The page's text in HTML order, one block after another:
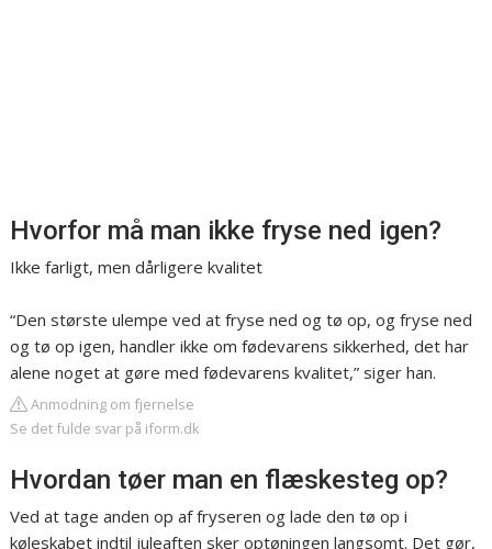
Hvorfor må man ikke fryse ned igen?
Ikke farligt, men dårligere kvalitet
“Den største ulempe ved at fryse ned og tø op, og fryse ned
og tø op igen, handler ikke om fødevarens sikkerhed, det har
alene noget at gøre med fødevarens kvalitet,” siger han.
Anmodning om fjernelse
Se det fulde svar på iform.dk
Hvordan tøer man en flæskesteg op?
Ved at tage anden op af fryseren og lade den tø op i
køleskabet indtil juleaften sker optøningen langsomt. Det gør,